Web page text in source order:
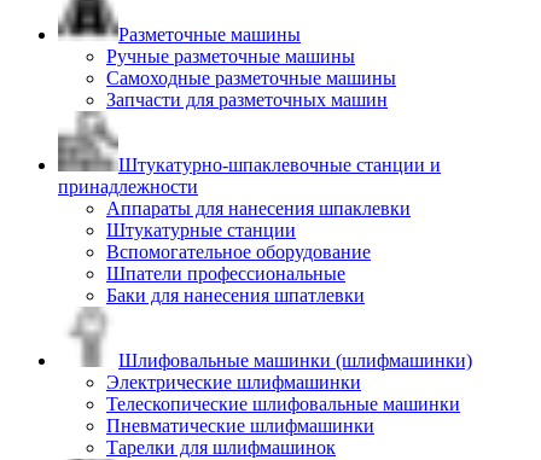
Разметочные машины
Ручные разметочные машины
Самоходные разметочные машины
Запчасти для разметочных машин
Штукатурно-шпаклевочные станции и
принадлежности
Аппараты для нанесения шпаклевки
Штукатурные станции
Вспомогательное оборудование
Шпатели профессиональные
Баки для нанесения шпатлевки
Шлифовальные машинки (шлифмашинки)
Электрические шлифмашинки
Телескопические шлифовальные машинки
Пневматические шлифмашинки
Тарелки для шлифмашинок